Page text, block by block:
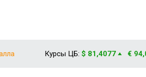
Курсы ЦБ: $ 81,4077 €